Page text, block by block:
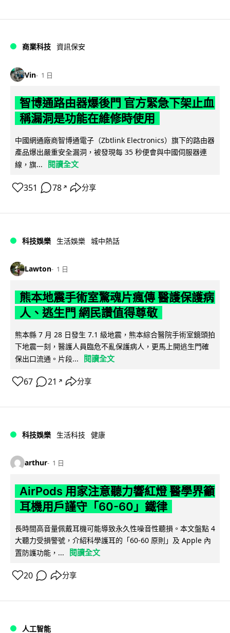
商業科技 資訊保安
Vin 1 日
智博通路由器爆後門 官方緊急下架止血
稱漏洞是功能在維修時使用
中國網通廠商智博通電子（Zbtlink Electronics）旗下的路由器
產品爆出嚴重安全漏洞，被發現每 35 秒便會與中國伺服器連
線，旗...
閱讀全文
351 78 ↗ 分享
科技娛樂 生活娛樂 城中熱話
Lawton 1 日
熊本地震手術室驚魂片瘋傳 醫護保護病
人、逃生門 網民讚值得尊敬
熊本縣 7 月 28 日發生 7.1 級地震，熊本綜合醫院手術室鏡頭拍
下地震一刻，醫護人員臨危不亂保護病人，更馬上開逃生門確
保出口流通。片段...
閱讀全文
67 21 ↗ 分享
科技娛樂 生活科技 健康
arthur 1 日
AirPods 用家注意聽力響紅燈 醫學界籲
耳機用戶謹守「60-60」鐵律
長時間高音量佩戴耳機可能導致永久性噪音性聽損。本文盤點 4
大聽力受損警號，介紹科學護耳的「60-60 原則」及 Apple 內
置防護功能，...
閱讀全文
20 分享
人工智能